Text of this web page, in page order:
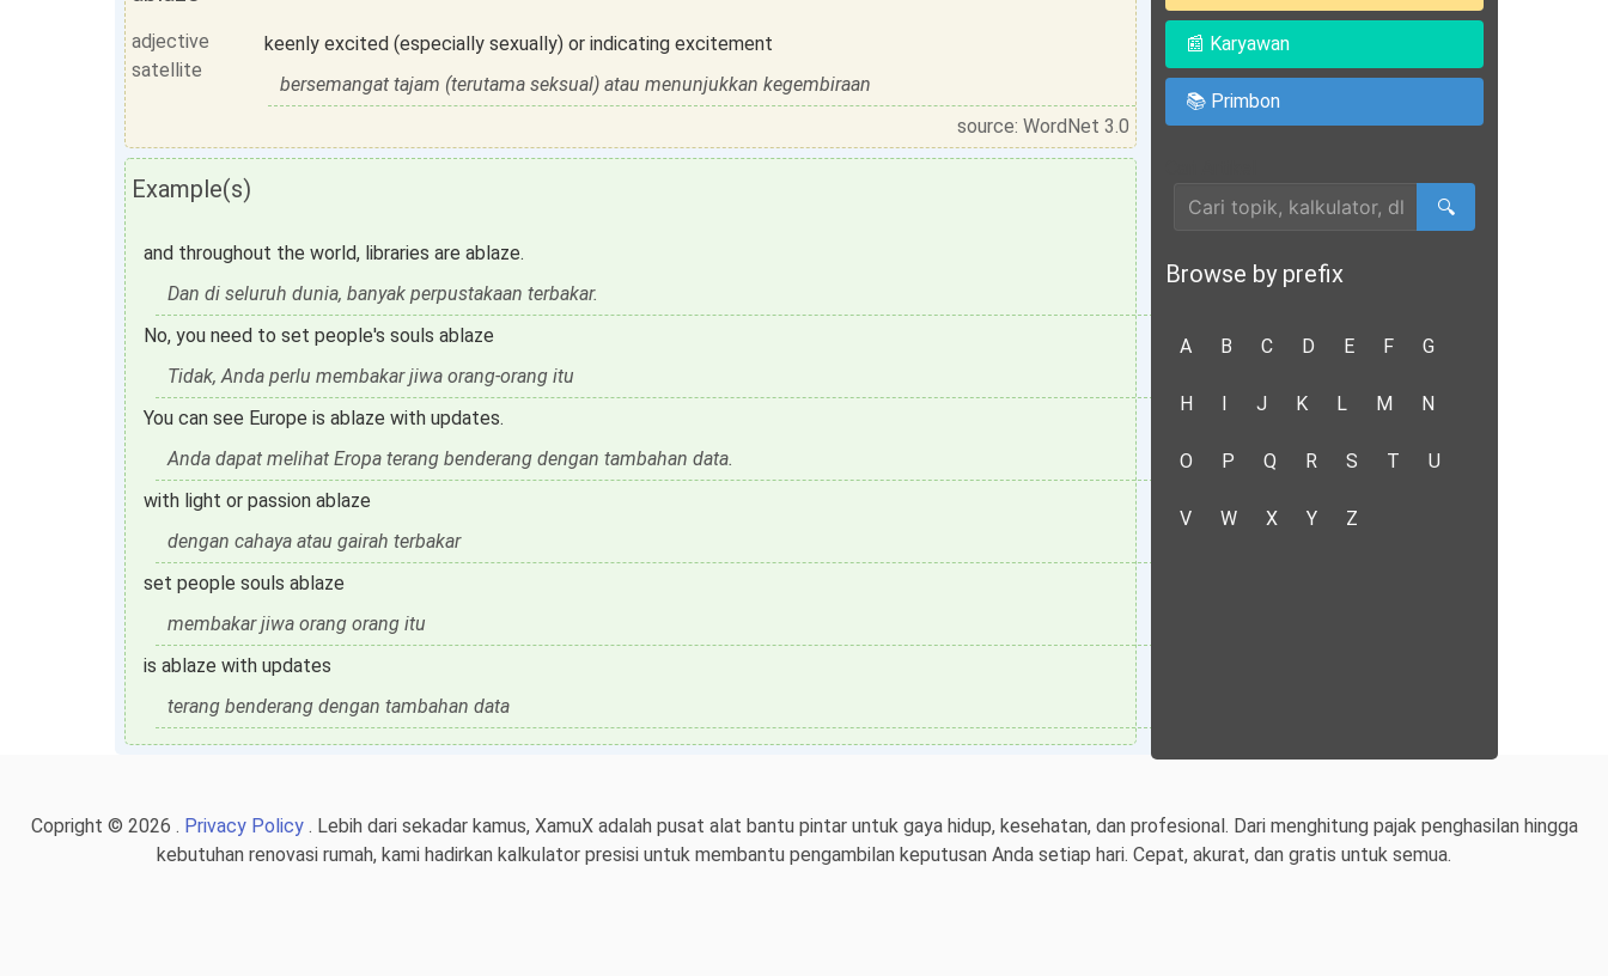
adjective
satellite
keenly excited (especially sexually) or indicating excitement
bersemangat tajam (terutama seksual) atau menunjukkan kegembiraan
source: WordNet 3.0
Example(s)
and throughout the world, libraries are ablaze.
Dan di seluruh dunia, banyak perpustakaan terbakar.
No, you need to set people's souls ablaze
Tidak, Anda perlu membakar jiwa orang-orang itu
You can see Europe is ablaze with updates.
Anda dapat melihat Eropa terang benderang dengan tambahan data.
with light or passion ablaze
dengan cahaya atau gairah terbakar
set people souls ablaze
membakar jiwa orang orang itu
is ablaze with updates
terang benderang dengan tambahan data
📰 Karyawan
📚 Primbon
🔍
Browse by prefix
A B C D E F G
H I J K L M N
O P Q R S T U
V W X Y Z
Copright © 2026 . Privacy Policy. Lebih dari sekadar kamus, XamuX adalah pusat alat bantu pintar untuk gaya hidup, kesehatan, dan profesional. Dari menghitung pajak penghasilan hingga
kebutuhan renovasi rumah, kami hadirkan kalkulator presisi untuk membantu pengambilan keputusan Anda setiap hari. Cepat, akurat, dan gratis untuk semua.